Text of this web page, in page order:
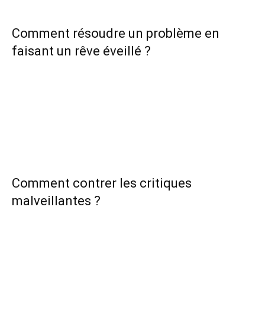
Comment résoudre un problème en
faisant un rêve éveillé ?
Comment contrer les critiques
malveillantes ?